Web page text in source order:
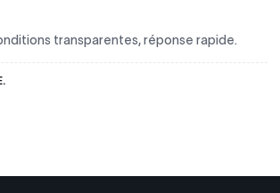
transparentes, réponse rapide.